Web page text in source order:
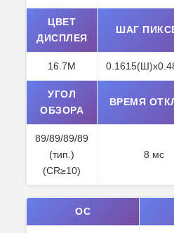
ЦВЕТ
ДИСПЛЕЯ
ШАГ
16.7M
УГОЛ
ОБЗОРА
ВРЕМЯ
89/89/89/89
(тип.)
(CR≥10)
8 мс
ОС